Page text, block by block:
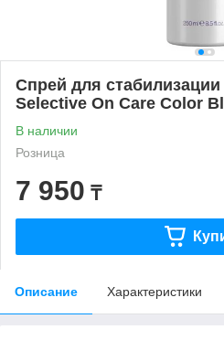
Спрей для
Selective On Care Color
В наличии
Розница
7 950 ₸
Описание Характеристики